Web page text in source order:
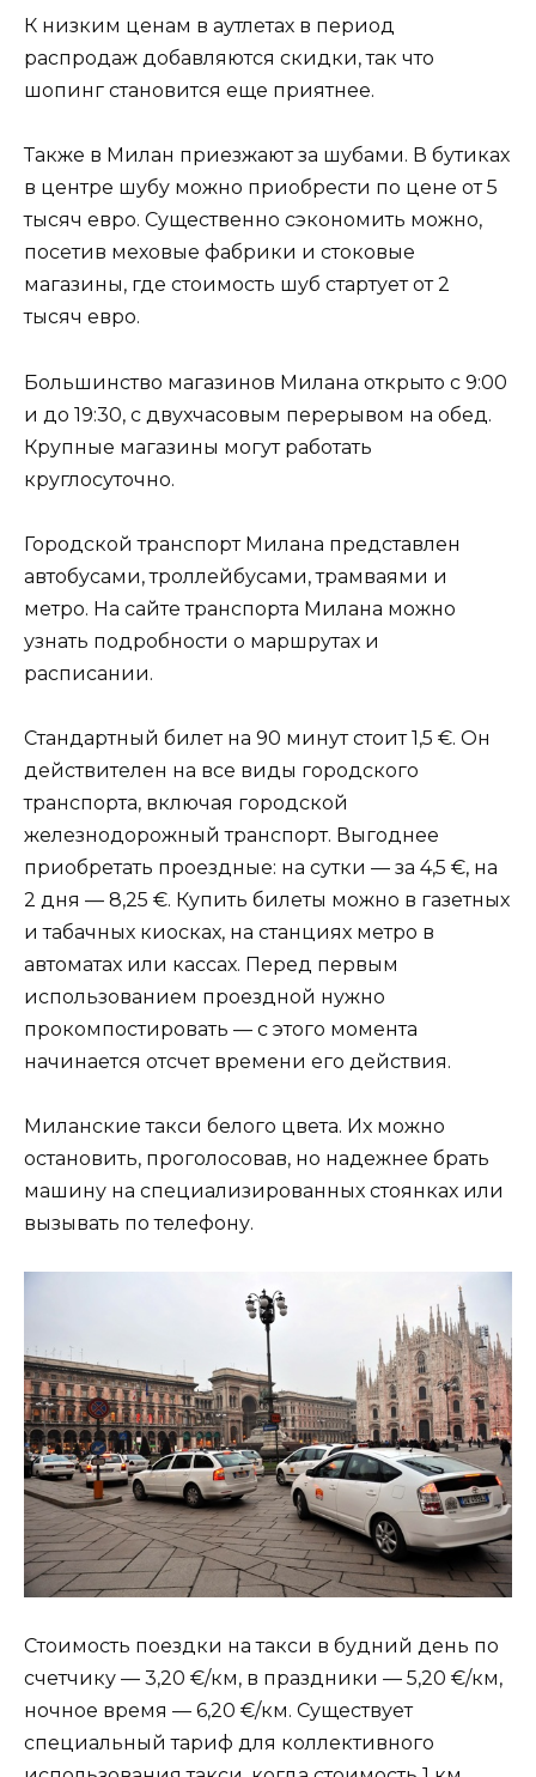
К низким ценам в аутлетах в период
распродаж добавляются скидки, так что
шопинг становится еще приятнее.
Также в Милан приезжают за шубами. В бутиках
в центре шубу можно приобрести по цене от 5
тысяч евро. Существенно сэкономить можно,
посетив меховые фабрики и стоковые
магазины, где стоимость шуб стартует от 2
тысяч евро.
Большинство магазинов Милана открыто с 9:00
и до 19:30, с двухчасовым перерывом на обед.
Крупные магазины могут работать
круглосуточно.
Городской транспорт Милана представлен
автобусами, троллейбусами, трамваями и
метро. На сайте транспорта Милана можно
узнать подробности о маршрутах и
расписании.
Стандартный билет на 90 минут стоит 1,5 €. Он
действителен на все виды городского
транспорта, включая городской
железнодорожный транспорт. Выгоднее
приобретать проездные: на сутки — за 4,5 €, на
2 дня — 8,25 €. Купить билеты можно в газетных
и табачных киосках, на станциях метро в
автоматах или кассах. Перед первым
использованием проездной нужно
прокомпостировать — с этого момента
начинается отсчет времени его действия.
Миланские такси белого цвета. Их можно
остановить, проголосовав, но надежнее брать
машину на специализированных стоянках или
вызывать по телефону.
Стоимость поездки на такси в будний день по
счетчику — 3,20 €/км, в праздники — 5,20 €/км,
ночное время — 6,20 €/км. Существует
специальный тариф для коллективного